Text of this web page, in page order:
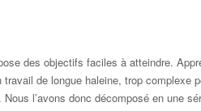
des objectifs faciles à atteindre.
travail de longue haleine, trop complexe
Nous l’avons donc décomposé en une